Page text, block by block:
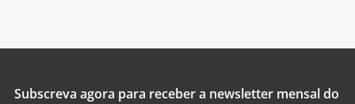
Subscreva agora para receber a newsletter mensal do